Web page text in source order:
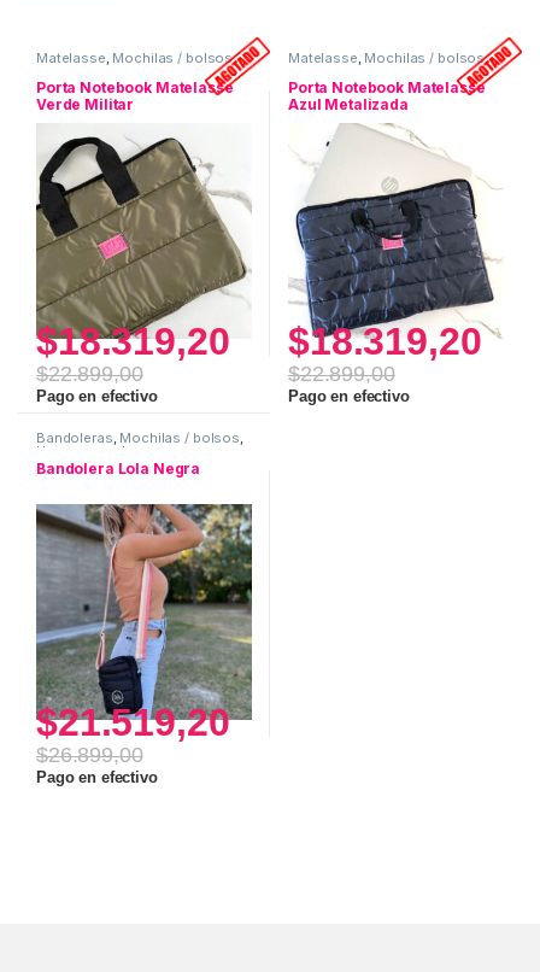
Matelasse Mochilas / bolsos,
Porta Notebook
Porta Notebook Matelasse
Verde Militar
$18.319,20
$22.899,00
Pago en efectivo
Matelasse Mochilas / bolsos,
Porta Notebook
Porta Notebook Matelasse
Azul Metalizada
$18.319,20
$22.899,00
Pago en efectivo
Bandoleras, Mochilas / bolsos,
Uso personal
Bandolera Lola Negra
$21.519,20
$26.899,00
Pago en efectivo